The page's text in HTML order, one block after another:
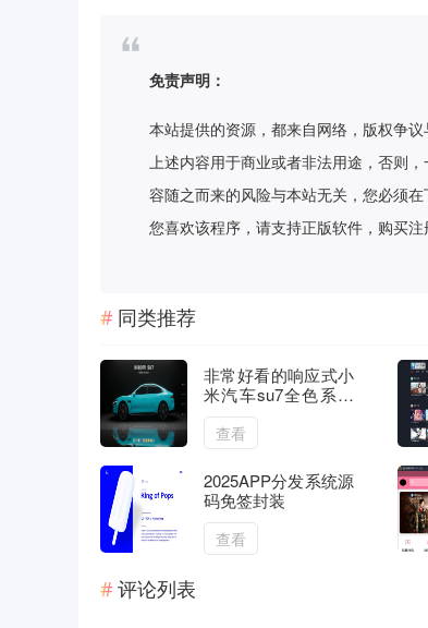
免责声明：
本站提供的资源，都来自网络，版权争
上述内容用于商业或者非法用途，否则
容随之而来的风险与本站无关，您必须
您喜欢该程序，请支持正版软件，购买
同类推荐
非常好看的响应式小
米汽车su7全色系展
示html源码
查看
2025APP分发系统源
码免签封装
查看
评论列表